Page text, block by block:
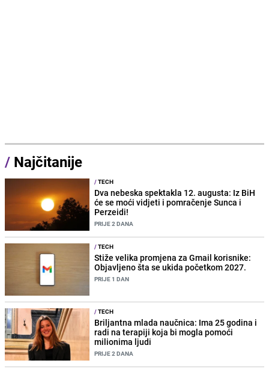
/ Najčitanije
/TECH
Dva nebeska spektakla 12. augusta: Iz BiH
će se moći vidjeti i pomračenje Sunca i
Perzeidi!
PRIJE 2 DANA
/TECH
Stiže velika promjena za Gmail korisnike:
Objavljeno šta se ukida početkom 2027.
PRIJE 1 DAN
/TECH
Briljantna mlada naučnica: Ima 25 godina i
radi na terapiji koja bi mogla pomoći
milionima ljudi
PRIJE 2 DANA